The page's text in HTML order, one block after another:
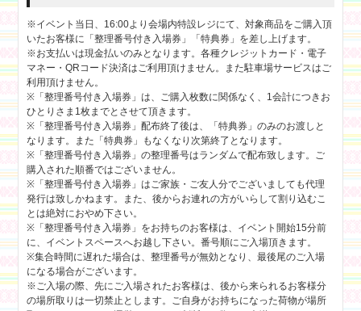
※イベント当日、16:00より会場内特設レジにて、対象商品をご購入頂
いたお客様に「整理番号付き入場券」「特典券」を差し上げます。
※お支払いは現金払いのみとなります。各種クレジットカード・電子
マネー・QRコード決済はご利用頂けません。また駐車場サービスはご
利用頂けません。
※「整理番号付き入場券」は、ご購入枚数に関係なく、1会計につきお
ひとりさま1枚までとさせて頂きます。
※「整理番号付き入場券」配布終了後は、「特典券」のみのお渡しと
なります。また「特典券」もなくなり次第終了となります。
※「整理番号付き入場券」の整理番号はランダムで配布致します。ご
購入された順番ではございません。
※「整理番号付き入場券」はご家族・ご友人分でございましても代理
発行は致しかねます。また、後からお連れの方がいらして割り込むこ
とは絶対におやめ下さい。
※「整理番号付き入場券」をお持ちのお客様は、イベント開始15分前
に、イベントスペースへお越し下さい。番号順にご入場頂きます。
※集合時間に遅れた場合は、整理番号が無効となり、最後尾のご入場
になる場合がございます。
※ご入場の際、先にご入場されたお客様は、後から来られるお客様分
の場所取りは一切禁止とします。ご自身がお持ちになった荷物が場所